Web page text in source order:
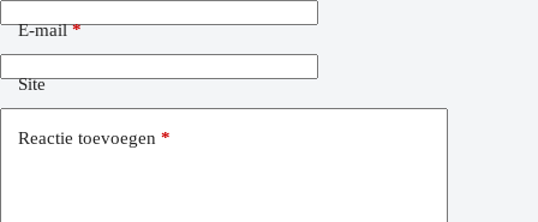
E-mail*
Site
Reactie toevoegen *